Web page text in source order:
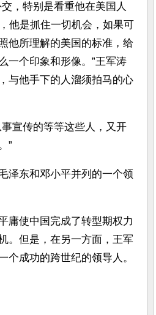
，特别是看重他在美国人
他是抓住一切机会，如果可
他所理解的美国的标准，给
一个印象和形像。”王军涛
与他手下的人溜须拍马的心
宣传的等等这些人，又开
”
泽东和邓小平并列的一个领
庸使中国完成了转型期权力
。但是，在另一方面，王军
成功的跨世纪的领导人。